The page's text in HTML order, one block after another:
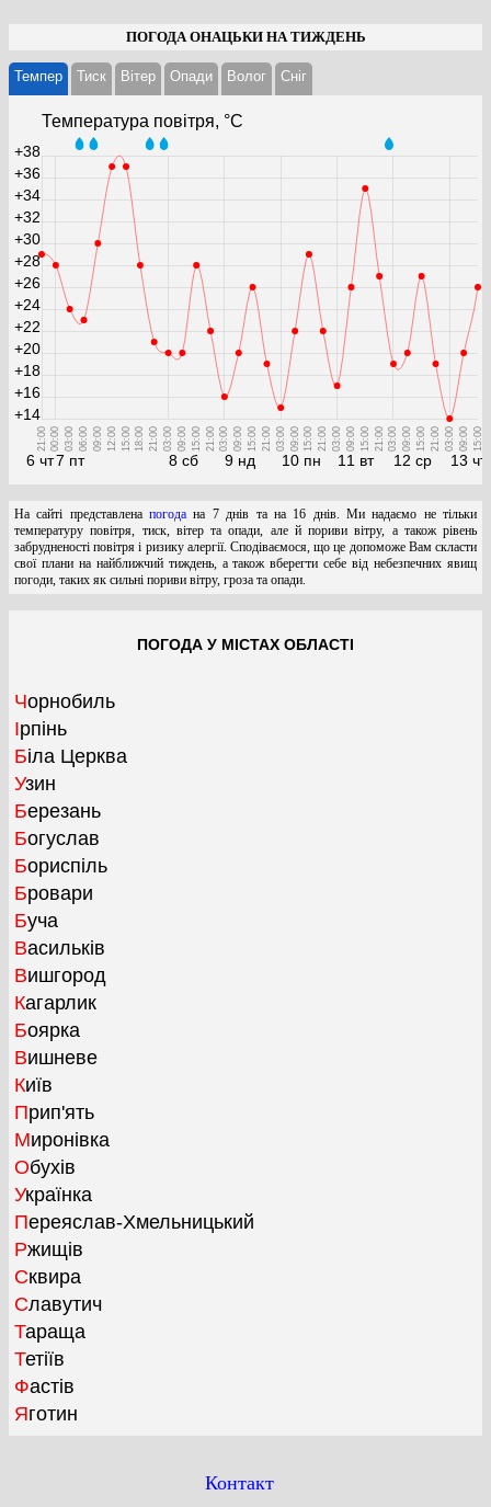
ПОГОДА ОНАЦЬКИ НА ТИЖДЕНЬ
Темпер Тиск Вітер Опади Волог Cніг
Температура повітря, °С
6 чт
21:00
7 пт
00:00 03:00 06:00 09:00 12:00 15:00 18:00 21:00
8 сб
03:00 09:00 15:00 21:00
9 нд
03:00 09:00 15:00 21:00
10 пн
03:00 09:00 15:00 21:00
11 вт
03:00 09:00 15:00 21:00
12 ср
03:00 09:00 15:00 21:00
13 чт
03:00 09:00 15:00
+14
+16
+18
+20
+22
+24
+26
+28
+30
+32
+34
+36
+38
На сайті представленапогода на 7 днів та на 16 днів. Ми надаємо не тільки
температуру повітря, тиск, вітер та опади, але й пориви вітру, а також рівень
забрудненості повітря і ризику алергії. Сподіваємося, що це допоможе Вам скласти
свої плани на найближчий тиждень, а також вберегти себе від небезпечних явищ
погоди, таких як сильні пориви вітру, гроза та опади.
ПОГОДА У МІСТАХ ОБЛАСТІ
Чорнобиль
Ірпінь
Біла Церква
Узин
Березань
Богуслав
Бориспіль
Бровари
Буча
Васильків
Вишгород
Кагарлик
Боярка
Вишневе
Київ
Прип'ять
Миронівка
Обухів
Українка
Переяслав-Хмельницький
Ржищів
Сквира
Славутич
Тараща
Тетіїв
Фастів
Яготин
Контакт